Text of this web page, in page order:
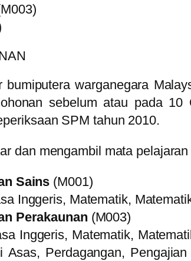
bumiputera warganegara
sebelum atau pada
SPM tahun 2010.
dan mengambil mata
Sains (M001)
Inggeris, Matematik,
Perakaunan (M003)
Inggeris, Matematik,
Asas, Perdagangan,